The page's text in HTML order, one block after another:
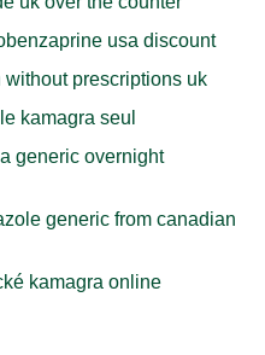
usa discount
prescriptions uk
kamagra seul
generic overnight
generic from canadian
kamagra online